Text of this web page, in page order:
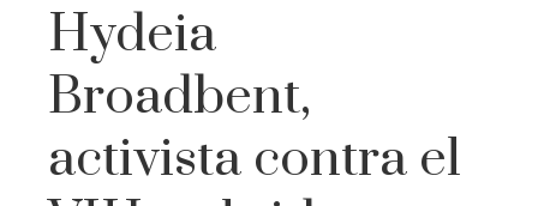
Hydeia
Broadbent,
activista contra el